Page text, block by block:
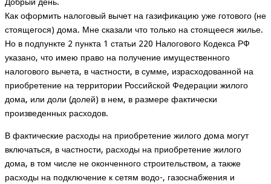
Как оформить налоговый вычет на газификацию уже готового (не
стоящегося) дома. Мне сказали что только на стоящееся жилье.
Но в подпункте 2 пункта 1 статьи 220 Налогового Кодекса РФ
указано, что имею право на получение имущественного
налогового вычета, в частности, в сумме, израсходованной на
приобретение на территории Российской Федерации жилого
дома, или доли (долей) в нем, в размере фактически
произведенных расходов.
В фактические расходы на приобретение жилого дома могут
включаться, в частности, расходы на приобретение жилого
дома, в том числе не оконченного строительством, а также
расходы на подключение к сетям водо-, газоснабжения и